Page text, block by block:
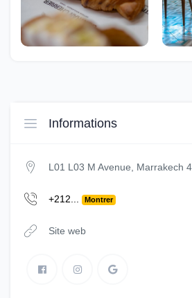
Informations
L01 L03 M Avenue, Marrakech
+212... Montrer
Site web